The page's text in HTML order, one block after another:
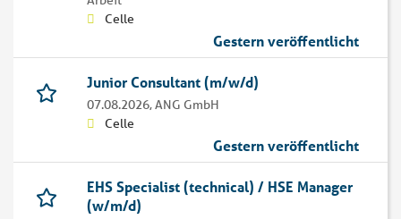
Celle
Gestern veröffentlicht
Junior Consultant (m/w/d)
07.08.2026,ANG GmbH
Celle
Gestern veröffentlicht
EHS Specialist (technical) / HSE Manager
(w/m/d)